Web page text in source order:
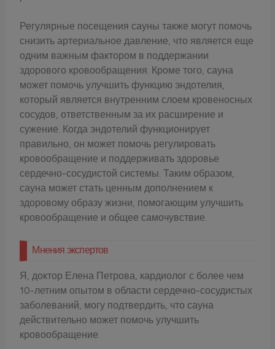
Регулярные посещения сауны также могут помочь
снизить артериальное давление, что является еще
одним важным фактором в поддержании
здорового кровообращения. Кроме того, сауна
может помочь улучшить функцию эндотелия,
который является внутренним слоем кровеносных
сосудов, ответственным за их расширение и
сужение. Когда эндотелий функционирует
правильно, он может помочь регулировать
кровообращение и поддерживать здоровье
сердечно-сосудистой системы. Таким образом,
сауна может стать ценным дополнением к
здоровому образу жизни, помогающим улучшить
кровообращение и общее самочувствие.
Мнения экспертов
Я, доктор Елена Петрова, кардиолог с более чем
10-летним опытом в области сердечно-сосудистых
заболеваний, могу подтвердить, что сауна
действительно может помочь улучшить
кровообращение.